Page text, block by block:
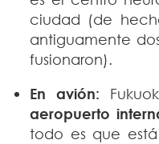
ciudad (de
antiguamente
fusionaron).
En avión:
aeropuerto
todo es que